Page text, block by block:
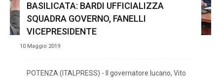
BASILICATA: BARDI UFFICIALIZZA
SQUADRA GOVERNO, FANELLI
VICEPRESIDENTE
10 Maggio 2019
POTENZA (ITALPRESS) - Il governatore lucano, Vito